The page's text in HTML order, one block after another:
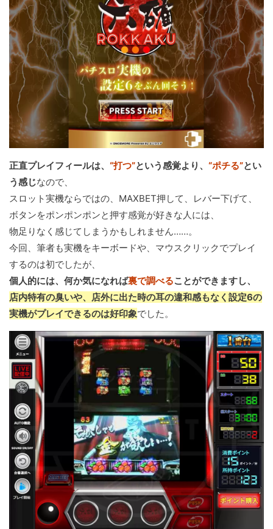
正直プレイフィールは、 “打つ”という感覚より、 “ポチる”とい
う感じなので、
スロット実機ならではの、MAXBET押して、レバー下げて、
ボタンをポンポンポンと押す感覚が好きな人には、
物足りなく感じてしまうかもしれません……。
今回、筆者も実機をキーボードや、マウスクリックでプレイ
するのは初でしたが、
個人的には、何か気になれば裏で調べることができますし、
店内特有の臭いや、店外に出た時の耳の違和感もなく設定6の
実機がプレイできるのは好印象でした。